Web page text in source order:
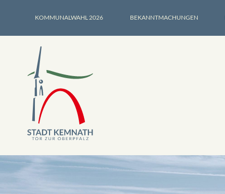
KOMMUNALWAHL 2026 BEKANNTMACHUNGEN